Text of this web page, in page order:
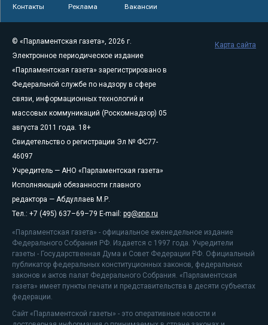
Контакты Реклама Вакансии
© «Парламентская газета», 2026 г.
Электронное периодическое издание
«Парламентская газета» зарегистрировано в
Федеральной службе по надзору в сфере
связи, информационных технологий и
массовых коммуникаций (Роскомнадзор) 05
августа 2011 года. 18+
Свидетельство о регистрации Эл № ФС77-
46097
Учредитель — АНО «Парламентская газета»
Исполняющий обязанности главного
редактора — Абдуллаев М.Р.
Тел.: +7 (495) 637–69–79 E-mail: pg@pnp.ru
«Парламентская газета» - официальное еженедельное издание
Федерального Собрания РФ. Издается с 1997 года. Учредители
газеты - Государственная Дума и Совет Федерации РФ. Официальный
публикатор федеральных конституционных законов, федеральных
законов и актов палат Федерального Собрания. «Парламентская
газета» имеет пункты печати и представительства в десяти субъектах
федерации.
Сайт «Парламентской газеты» - это оперативные новости и
Карта сайта